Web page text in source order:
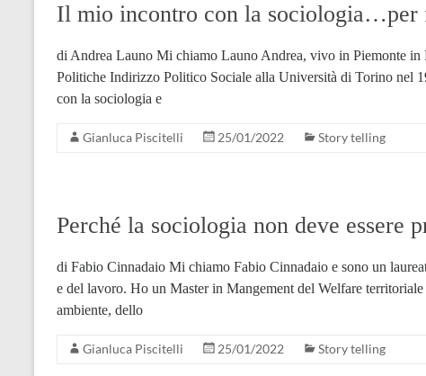
Il mio incontro con la sociologia…per
di Andrea Launo Mi chiamo Launo Andrea, vivo in Piemonte in
Politiche Indirizzo Politico Sociale alla Università di Torino nel
con la sociologia e
Gianluca Piscitelli 25/01/2022 Story telling
Perché la sociologia non deve essere
di Fabio Cinnadaio Mi chiamo Fabio Cinnadaio e sono un
e del lavoro. Ho un Master in Mangement del Welfare
ambiente, dello
Gianluca Piscitelli 25/01/2022 Story telling